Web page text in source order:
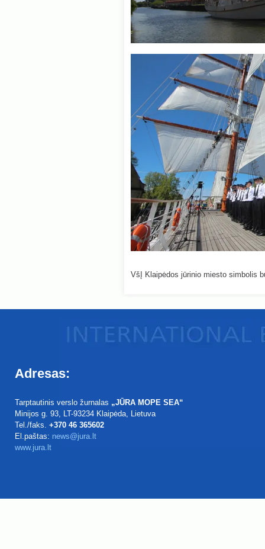
VšĮ Klaipėdos jūrinio miesto simbolis
Adresas:
Tarptautinis verslo žurnalas „JŪRA MOPE SEA“
Minijos g. 93, LT-93234 Klaipėda, Lietuva
Tel./faks. +370 46 365602
El.paštas: news@jura.lt
www.jura.lt